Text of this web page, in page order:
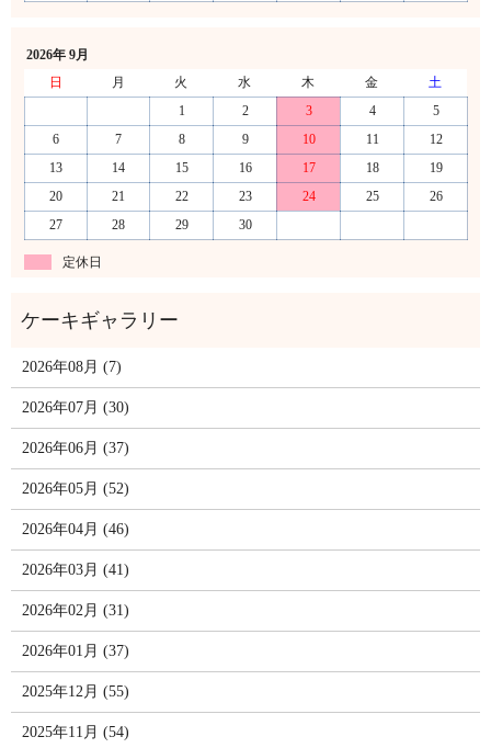
2026年 9月
日
月 火 水 木 金
土
1
2 3 4
5
6
7 8 9 10 11
12
13
14 15 16 17 18
19
20
21 22 23 24 25
26
27
28 29 30
定休日
2026年08月 (7)
2026年07月 (30)
2026年06月 (37)
2026年05月 (52)
2026年04月 (46)
2026年03月 (41)
2026年02月 (31)
2026年01月 (37)
2025年12月 (55)
2025年11月 (54)